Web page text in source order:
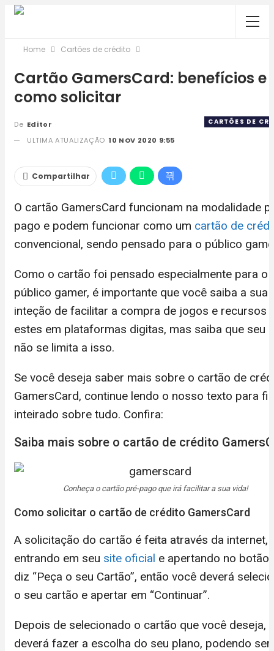
Home Cartões de crédito
Cartão GamersCard: benefícios e
como solicitar
CARTÕES DE
De Editor
ULTIMA ATUALIZAÇÃO 10 NOV 2020 9:55
Compartilhar
O cartão GamersCard funcionam na modalidade
pago e podem funcionar como um cartão de
convencional, sendo pensado para o público
Como o cartão foi pensado especialmente para o
público gamer, é importante que você saiba a sua
inteção de facilitar a compra de jogos e recursos
estes em plataformas digitas, mas saiba que seu
não se limita a isso.
Se você deseja saber mais sobre o cartão de
GamersCard, continue lendo o nosso texto para
inteirado sobre tudo. Confira:
Saiba mais sobre o cartão de crédito
Conheça o cartão pré-pago que irá facilitar a sua vida!
Como solicitar o cartão de crédito GamersCard
A solicitação do cartão é feita através da internet,
entrando em seu site oficial e apertando no botão
diz “Peça o seu Cartão”, então você deverá
o seu cartão e apertar em “Continuar”.
Depois de selecionado o cartão que você deseja,
deverá fazer a escolha do seu plano, podendo ser